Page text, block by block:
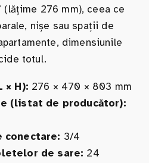
(lățime 276 mm), ceea ce
nișe sau spații de
dimensiunile
totul.
× H): 276 × 470 × 803 mm
(listat de producător):
conectare: 3/4
de sare: 24